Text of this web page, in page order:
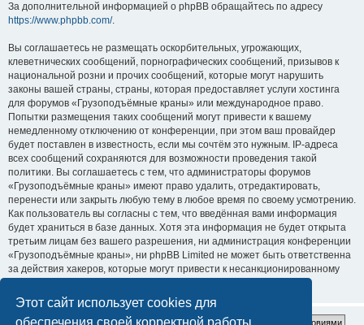
Этот сайт использует cookies для
обеспечения своей корректной работы.
За дополнительной информацией о phpBB обращайтесь по адресу
https://www.phpbb.com/.
Вы соглашаетесь не размещать оскорбительных, угрожающих,
клеветнических сообщений, порнографических сообщений, призывов к
национальной розни и прочих сообщений, которые могут нарушить
законы вашей страны, страны, которая предоставляет услуги хостинга
для форумов «Грузоподъёмные краны» или международное право.
Попытки размещения таких сообщений могут привести к вашему
немедленному отключению от конференции, при этом ваш провайдер
будет поставлен в известность, если мы сочтём это нужным. IP-адреса
всех сообщений сохраняются для возможности проведения такой
политики. Вы соглашаетесь с тем, что администраторы форумов
«Грузоподъёмные краны» имеют право удалить, отредактировать,
перенести или закрыть любую тему в любое время по своему усмотрению.
Как пользователь вы согласны с тем, что введённая вами информация
будет храниться в базе данных. Хотя эта информация не будет открыта
третьим лицам без вашего разрешения, ни администрация конференции
«Грузоподъёмные краны», ни phpBB Limited не может быть ответственна
за действия хакеров, которые могут привести к несанкционированному